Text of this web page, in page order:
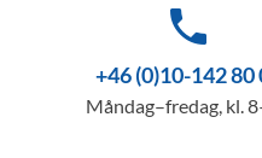
phone
+46 (0)10-142 80
Måndag–fredag, kl.